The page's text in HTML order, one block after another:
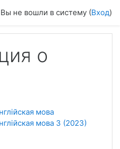
Вы не вошли в систему (Вход)
о
мова
мова 3 (2023)